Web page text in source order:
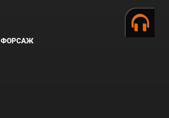
ФОРСАЖ